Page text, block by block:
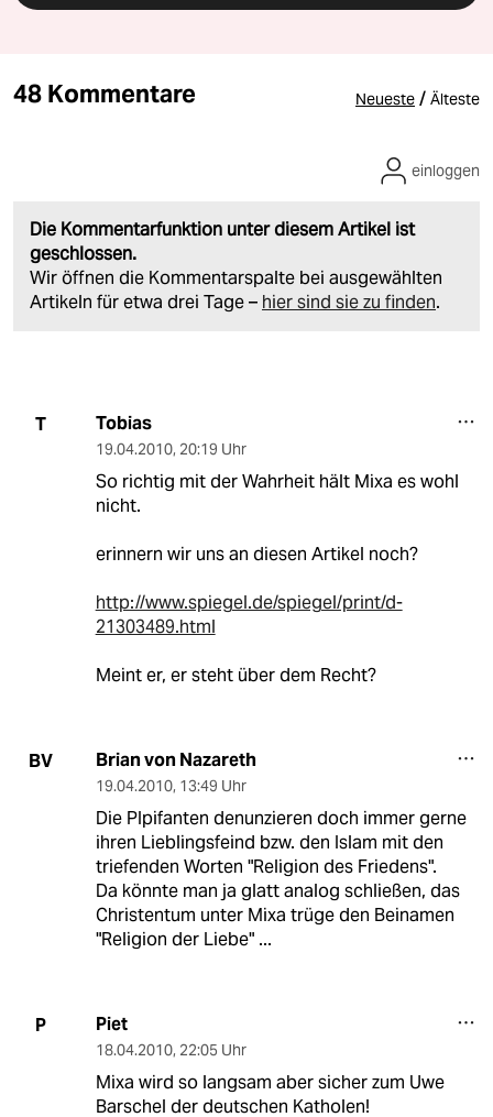
48 Kommentare Neueste / Älteste
Die Kommentarfunktion unter diesem Artikel ist
geschlossen.
Wir öffnen die Kommentarspalte bei ausgewählten
Artikeln für etwa drei Tage – hier sind sie zu finden.
einloggen
T Tobias
19.04.2010, 20:19 Uhr
So richtig mit der Wahrheit hält Mixa es wohl
nicht.
erinnern wir uns an diesen Artikel noch?
http://www.spiegel.de/spiegel/print/d-
21303489.html
Meint er, er steht über dem Recht?
BV Brian von Nazareth
19.04.2010, 13:49 Uhr
Die PIpifanten denunzieren doch immer gerne
ihren Lieblingsfeind bzw. den Islam mit den
triefenden Worten "Religion des Friedens".
Da könnte man ja glatt analog schließen, das
Christentum unter Mixa trüge den Beinamen
"Religion der Liebe" ...
P Piet
18.04.2010, 22:05 Uhr
Mixa wird so langsam aber sicher zum Uwe
Barschel der deutschen Katholen!